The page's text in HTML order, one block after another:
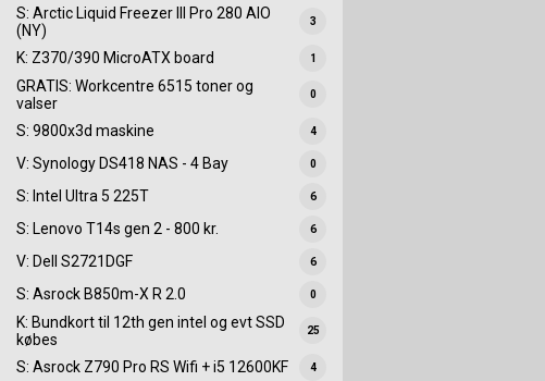
S: Arctic Liquid Freezer III Pro 280 AIO
(NY)
3
K: Z370/390 MicroATX board 1
GRATIS: Workcentre 6515 toner og
valser
0
S: 9800x3d maskine 4
V: Synology DS418 NAS - 4 Bay 0
S: Intel Ultra 5 225T 6
S: Lenovo T14s gen 2 - 800 kr. 6
V: Dell S2721DGF 6
S: Asrock B850m-X R 2.0 0
K: Bundkort til 12th gen intel og evt SSD
købes
25
S: Asrock Z790 Pro RS Wifi + i5 12600KF 4